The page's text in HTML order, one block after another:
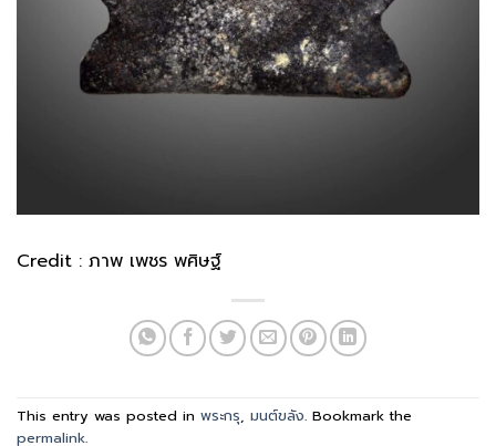
Credit : ภาพ เพชร พศิษฐ์
This entry was posted in พระกรุ, มนต์ขลัง. Bookmark the
permalink.